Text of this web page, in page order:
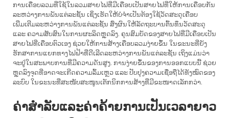
ການເຄືອບລວມທີ່ໃຊ້ໃນລວມສາຍໄຟທີ່ມີເຄືອບເປັນສາຍໄຟທີ່ໃຫ້ການເຄືອບກັນ
ລະຫວ່າງການພັນແຕ່ລະຊັ້ນ ເຊິ່ງເຮັດໃຫ້ບໍ່ຈຳເປັນຕ້ອງໃຊ້ວັດສະດຸເຄືອບ
ເພີ່ມເຕີມລະຫວ່າງການພັນແຕ່ລະຊັ້ນ ສົ່ງຜົນໃຫ້ລັດຖະບານຕົ້ນທຶນວັດສະດຸ
ແລະ ຄວາມສັບສົນໃນການຜະລິດຫຼຸດລົງ. ຄຸນສົມບັດຂອງສາຍໄຟທີ່ມີເຄືອບເປັນ
ສາຍໄຟທີ່ເຄືອບຕົວເອງ ຊ່ວຍໃຫ້ການສ້າງເຄືອບລວມງ່າຍຂຶ້ນ ໃນຂະນະທີ່ຍັງ
ຮັກສາການແຍກທາງໄຟຟ້າທີ່ດີເລີດລະຫວ່າງການພັນແຕ່ລະຊັ້ນ ເຖິງແມ່ນວ່າ
ຈະຢູ່ໃນສະພາບການທີ່ມີຄວາມດັນສູງ. ການງ່າຍຂຶ້ນຂອງການອອກແບບນີ້ ຊ່ວຍ
ຫຼຸດລົງຈຸດທີ່ອາດຈະເກີດຄວາມລົ້ມເຫຼວ ແລະ ປັບປຸງຄວາມເຊື່ອຖືໄດ້ທັງໝົດຂອງ
ລະບົບ ໃນຂະນະທີ່ສະໜັບສະໜູນເຕັກນິກການສ້າງທີ່ມີຂະໜາດເລັກກວ່າ.
ຄ່າສຳລັບແລະຄ່າຄ້າຍການເປັນເວລາຍາວ